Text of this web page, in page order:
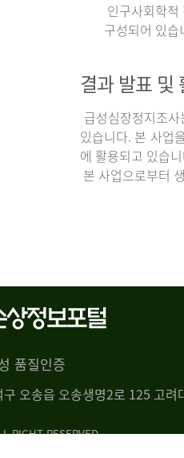
인구사회학
구성되어 있습
결과 발표 및
급성심장정지조
있습니다. 본 사업
에 활용되고 있습
본 사업으로부터
품질인증
오송읍 오송생명2로 125 고려
RIGHT RESERVED